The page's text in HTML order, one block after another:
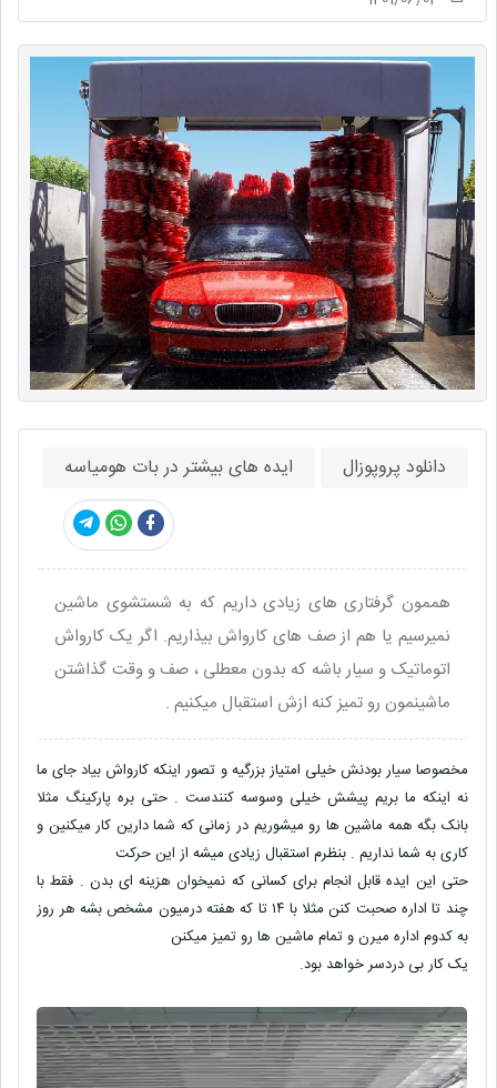
دانلود پروپوزال ایده های بیشتر در بات هومیاسه
هممون گرفتاری های زیادی داریم که به شستشوی ماشین
نمیرسیم یا هم از صف های کارواش بیذاریم. اگر یک کارواش
اتوماتیک و سیار باشه که بدون معطلی ، صف و وقت گذاشتن
ماشینمون رو تمیز کنه ازش استقبال میکنیم .
مخصوصا سیار بودنش خیلی امتیاز بزرگیه و تصور اینکه کارواش بیاد جای ما
نه اینکه ما بریم پیشش خیلی وسوسه کنندست . حتی بره پارکینگ مثلا
بانک بگه همه ماشین ها رو میشوریم در زمانی که شما دارین کار میکنین و
کاری به شما نداریم . بنظرم استقبال زیادی میشه از این حرکت
حتی این ایده قابل انجام برای کسانی که نمیخوان هزینه ای بدن . فقط با
چند تا اداره صحبت کنن مثلا با ۱۴ تا که هفته درمیون مشخص بشه هر روز
به کدوم اداره میرن و تمام ماشین ها رو تمیز میکنن
یک کار بی دردسر خواهد بود.